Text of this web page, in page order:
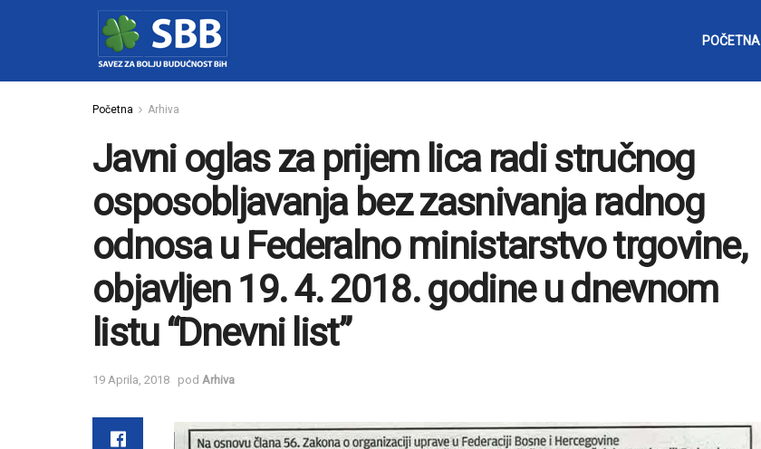
POČETNA
Početna Arhiva
Javni oglas za prijem lica radi stručnog
osposobljavanja bez zasnivanja radnog
odnosa u Federalno ministarstvo trgovine,
objavljen 19. 4. 2018. godine u dnevnom
listu “Dnevni list”
19 Aprila, 2018 pod Arhiva